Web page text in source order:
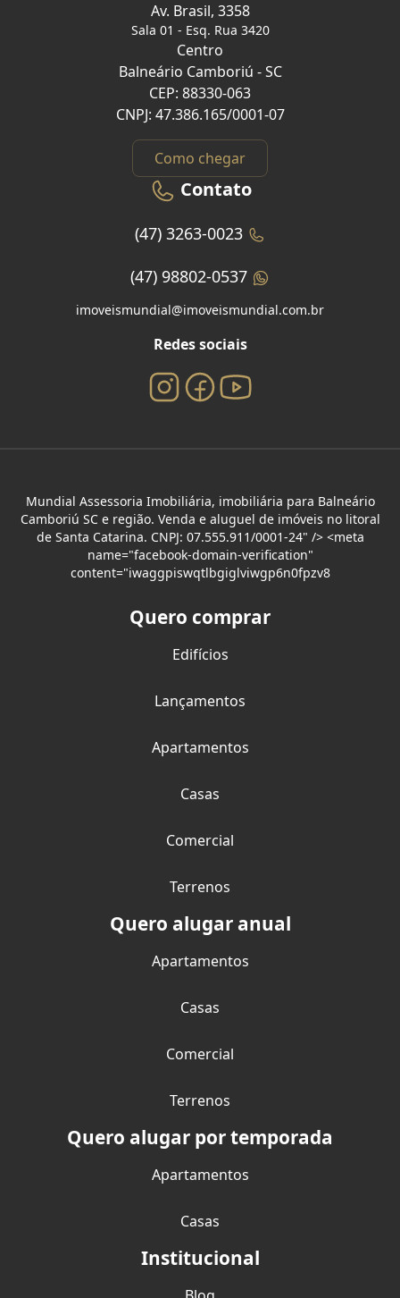
Av. Brasil, 3358
Sala 01 - Esq. Rua 3420
Centro
Balneário Camboriú - SC
CEP: 88330-063
CNPJ: 47.386.165/0001-07
Como chegar
Contato
(47) 3263-0023
(47) 98802-0537
imoveismundial@imoveismundial.com.br
Redes sociais
Mundial Assessoria Imobiliária, imobiliária para Balneário
Camboriú SC e região. Venda e aluguel de imóveis no litoral
de Santa Catarina. CNPJ: 07.555.911/0001-24" /> <meta
name="facebook-domain-verification"
content="iwaggpiswqtlbgiglviwgp6n0fpzv8
Quero comprar
Edifícios
Lançamentos
Apartamentos
Casas
Comercial
Terrenos
Quero alugar anual
Apartamentos
Casas
Comercial
Terrenos
Quero alugar por temporada
Apartamentos
Casas
Institucional